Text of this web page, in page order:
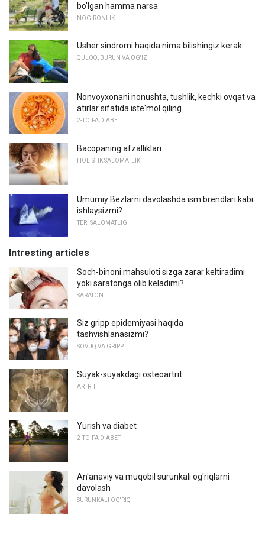
bo'lgan hamma narsa
NOGIRONLIK
Usher sindromi haqida nima bilishingiz kerak
QULOQ, BURUN VA OG'IZ
Nonvoyxonani nonushta, tushlik, kechki ovqat va
atirlar sifatida iste'mol qiling
2-TOIFA DIABET
Bacopaning afzalliklari
HOLISTIK SALOMATLIK
Umumiy Bezlarni davolashda ism brendlari kabi
ishlaysizmi?
TERI SALOMATLIGI
Intresting articles
Soch-binoni mahsuloti sizga zarar keltiradimi
yoki saratonga olib keladimi?
SARATON
Siz gripp epidemiyasi haqida
tashvishlanasizmi?
SOVUQ VA GRIPP
Suyak-suyakdagi osteoartrit
ARTRIT
Yurish va diabet
2-TOIFA DIABET
An'anaviy va muqobil surunkali og'riqlarni
davolash
SURUNKALI OG'RIQ